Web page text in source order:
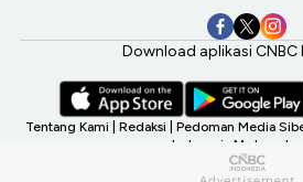
Download aplikasi CNBC
Tentang Kami Redaksi Pedoman Media
Indonesia My
©2026 CNBC Indonesia, A